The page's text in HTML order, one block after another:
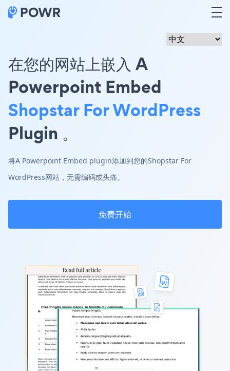
在您的网站上嵌入 A
Powerpoint Embed
Shopstar For WordPress
Plugin 。
将A Powerpoint Embed plugin添加到您的Shopstar For
WordPress网站，无需编码或头痛。
免费开始